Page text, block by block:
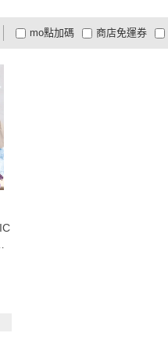
mo點加碼
大家電安心配
大家電快配
商店免運券